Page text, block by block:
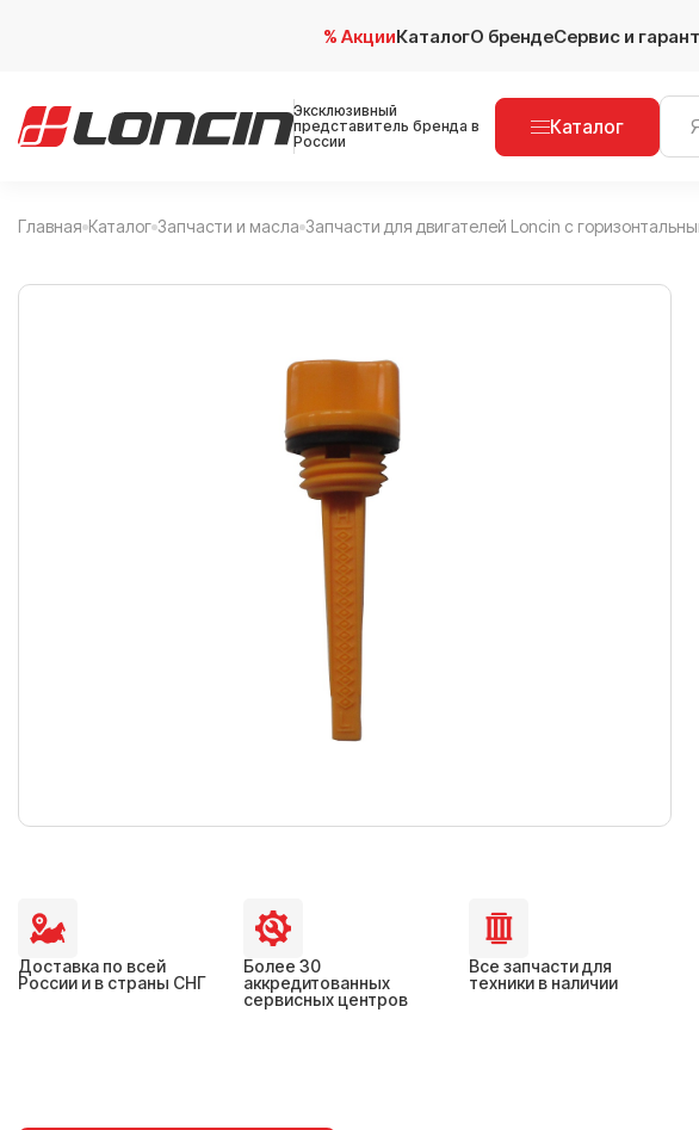
% АкцииКаталогО брендеСервис и
Эксклюзивный
представитель бренда в
России
Каталог
Главная Каталог Запчасти и масла Запчасти для двигателей Loncin с
Доставка по всей
России и в страны СНГ
Более 30
аккредитованных
сервисных центров
Все запчасти для
техники в наличии